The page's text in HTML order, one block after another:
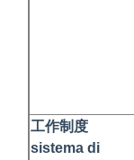
工作制度
sistema di